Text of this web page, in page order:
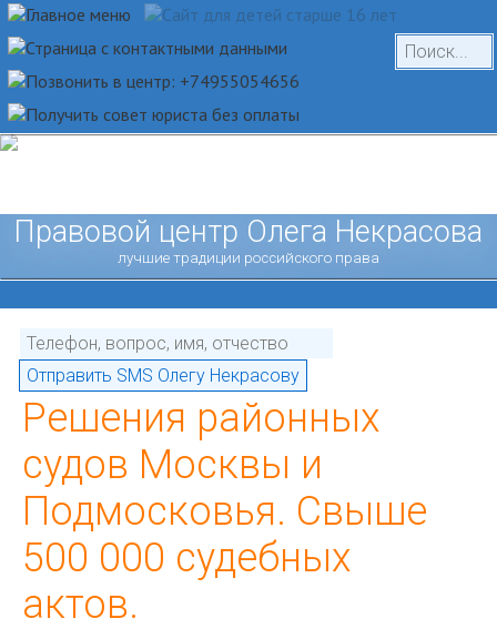
Правовой центр Олега Некрасова
лучшие традиции российского права
Решения районных
судов Москвы и
Подмосковья. Свыше
500 000 судебных
актов.